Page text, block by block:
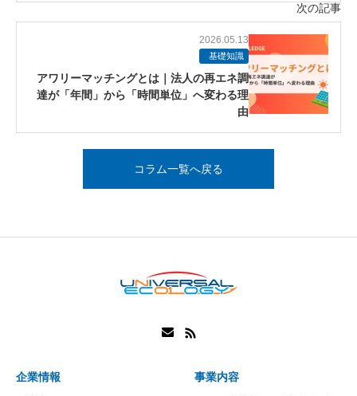
次の記事
2026.05.13
基礎知識
アワリーマッチングとは｜法人の再エネ調
達が「年間」から「時間単位」へ変わる理
由
コラム一覧へ戻る
企業情報 事業内容